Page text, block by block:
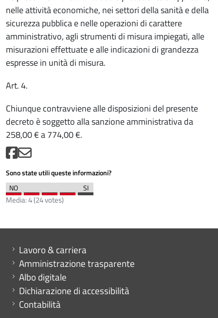
nelle attività economiche, nei settori della sanità e della
sicurezza pubblica e nelle operazioni di carattere
amministrativo, agli strumenti di misura impiegati, alle
misurazioni effettuate e alle indicazioni di grandezza
espresse in unità di misura.
Art. 4.
Chiunque contravviene alle disposizioni del presente
decreto è soggetto alla sanzione amministrativa da
258,00 € a 774,00 €.
Sono state utili queste informazioni?
Media:4(24votes)
Mini menu di servizio
Lavoro & carriera
Amministrazione trasparente
Albo digitale
Dichiarazione di accessibilità
Contabilità